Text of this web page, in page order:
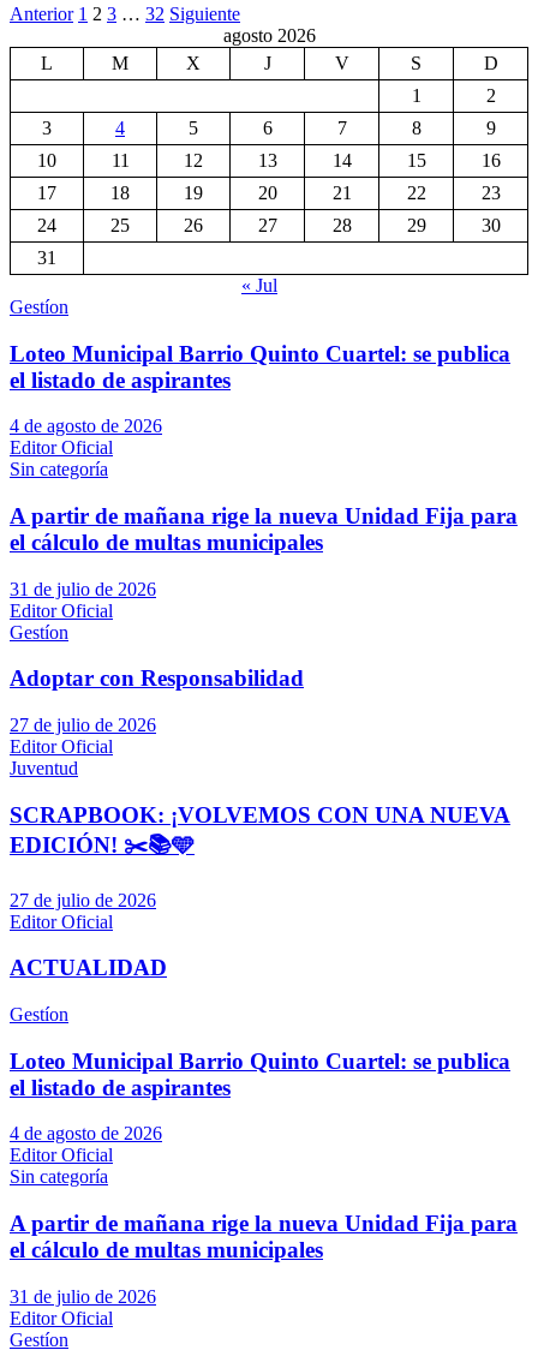
Paginación
de
entradas
Anterior 1 2 3 … 32 Siguiente
agosto 2026
L
M X J V S
D
1
2
3
4 5 6 7 8
9
10
11 12 13 14 15
16
17
18 19 20 21 22
23
24
25 26 27 28 29
30
31
« Jul
Gestíon
Loteo Municipal Barrio Quinto Cuartel: se publica
el listado de aspirantes
4 de agosto de 2026
Editor Oficial
Sin categoría
A partir de mañana rige la nueva Unidad Fija para
el cálculo de multas municipales
31 de julio de 2026
Editor Oficial
Gestíon
Adoptar con Responsabilidad
27 de julio de 2026
Editor Oficial
Juventud
SCRAPBOOK: ¡VOLVEMOS CON UNA NUEVA
EDICIÓN! ✂️📚🩵
27 de julio de 2026
Editor Oficial
ACTUALIDAD
Gestíon
Loteo Municipal Barrio Quinto Cuartel: se publica
el listado de aspirantes
4 de agosto de 2026
Editor Oficial
Sin categoría
A partir de mañana rige la nueva Unidad Fija para
el cálculo de multas municipales
31 de julio de 2026
Editor Oficial
Gestíon